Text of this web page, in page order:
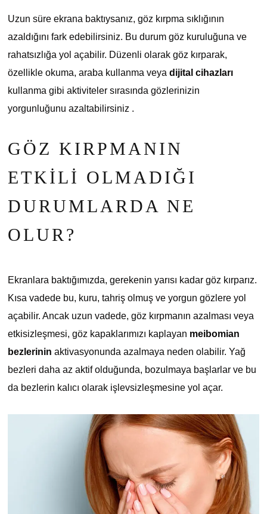
Uzun süre ekrana baktıysanız, göz kırpma sıklığının
azaldığını fark edebilirsiniz. Bu durum göz kuruluğuna ve
rahatsızlığa yol açabilir. Düzenli olarak göz kırparak,
özellikle okuma, araba kullanma veya dijital cihazları
kullanma gibi aktiviteler sırasında gözlerinizin
yorgunluğunu azaltabilirsiniz .
GÖZ KIRPMANIN
ETKILI OLMADIĞI
DURUMLARDA NE
OLUR?
Ekranlara baktığımızda, gerekenin yarısı kadar göz kırparız.
Kısa vadede bu, kuru, tahriş olmuş ve yorgun gözlere yol
açabilir. Ancak uzun vadede, göz kırpmanın azalması veya
etkisizleşmesi, göz kapaklarımızı kaplayan meibomian
bezlerinin aktivasyonunda azalmaya neden olabilir. Yağ
bezleri daha az aktif olduğunda, bozulmaya başlarlar ve bu
da bezlerin kalıcı olarak işlevsizleşmesine yol açar.